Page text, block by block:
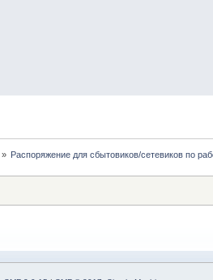
» Распоряжение для сбытовиков/сетевиков по